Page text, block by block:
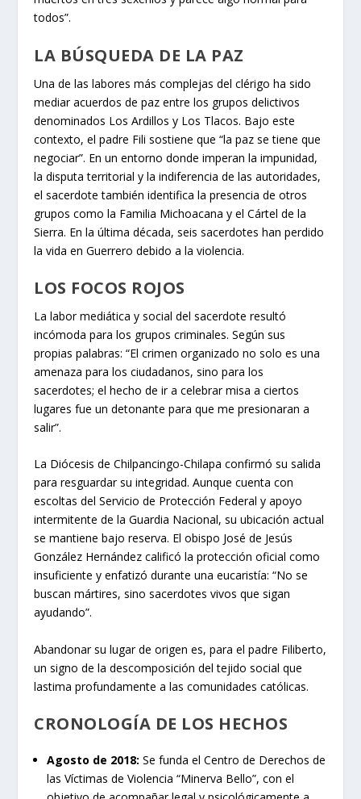
todos”.
LA BÚSQUEDA DE LA PAZ
Una de las labores más complejas del clérigo ha sido
mediar acuerdos de paz entre los grupos delictivos
denominados Los Ardillos y Los Tlacos. Bajo este
contexto, el padre Fili sostiene que “la paz se tiene que
negociar”. En un entorno donde imperan la impunidad,
la disputa territorial y la indiferencia de las autoridades,
el sacerdote también identifica la presencia de otros
grupos como la Familia Michoacana y el Cártel de la
Sierra. En la última década, seis sacerdotes han perdido
la vida en Guerrero debido a la violencia.
LOS FOCOS ROJOS
La labor mediática y social del sacerdote resultó
incómoda para los grupos criminales. Según sus
propias palabras: “El crimen organizado no solo es una
amenaza para los ciudadanos, sino para los
sacerdotes; el hecho de ir a celebrar misa a ciertos
lugares fue un detonante para que me presionaran a
salir”.
La Diócesis de Chilpancingo-Chilapa confirmó su salida
para resguardar su integridad. Aunque cuenta con
escoltas del Servicio de Protección Federal y apoyo
intermitente de la Guardia Nacional, su ubicación actual
se mantiene bajo reserva. El obispo José de Jesús
González Hernández calificó la protección oficial como
insuficiente y enfatizó durante una eucaristía: “No se
buscan mártires, sino sacerdotes vivos que sigan
ayudando”.
Abandonar su lugar de origen es, para el padre Filiberto,
un signo de la descomposición del tejido social que
lastima profundamente a las comunidades católicas.
CRONOLOGÍA DE LOS HECHOS
Agosto de 2018:Se funda el Centro de Derechos de
las Víctimas de Violencia “Minerva Bello”, con el